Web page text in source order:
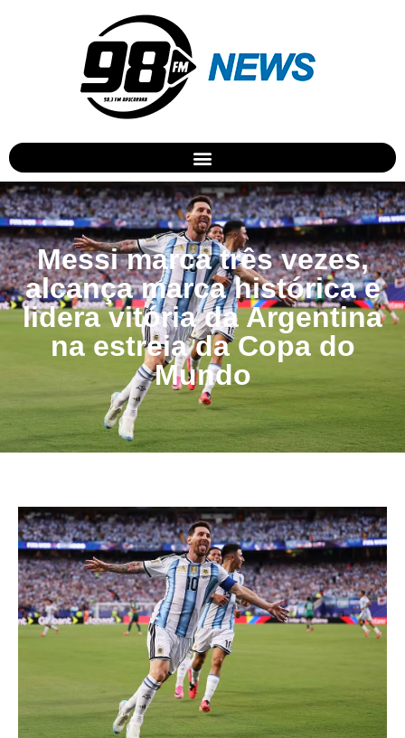
Messi marca três vezes,
alcança marca histórica e
lidera vitória da Argentina
na estreia da Copa do
Mundo